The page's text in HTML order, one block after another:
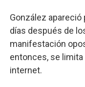
González
días después de
manifestación
entonces, se
internet.